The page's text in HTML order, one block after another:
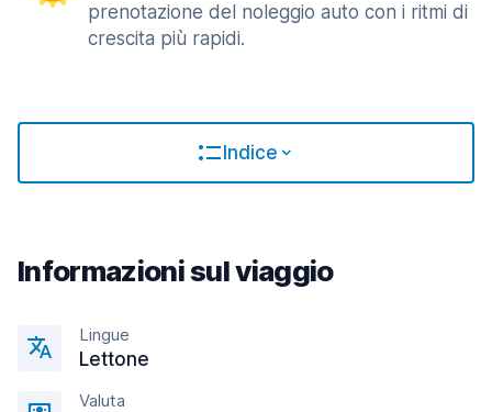
prenotazione del noleggio auto con i ritmi di
crescita più rapidi.
Indice
Informazioni sul viaggio
Lingue
Lettone
Valuta